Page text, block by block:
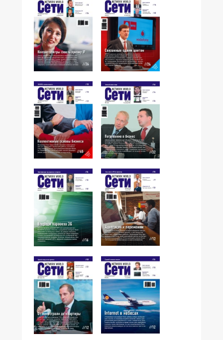
№14,2008 №13,2008
№12,2008 №11,2008
№10,2008 №09,2008
№07-08,2008 №06,2008